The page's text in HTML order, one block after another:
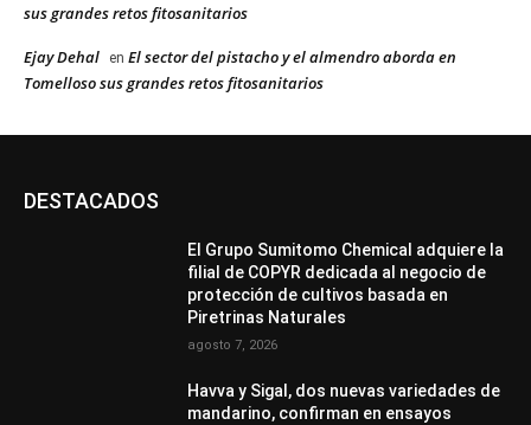
sus grandes retos fitosanitarios
Ejay Dehal en El sector del pistacho y el almendro aborda en
Tomelloso sus grandes retos fitosanitarios
DESTACADOS
El Grupo Sumitomo Chemical adquiere la
filial de COPYR dedicada al negocio de
protección de cultivos basada en
Piretrinas Naturales
agosto 7, 2026
Havva y Sigal, dos nuevas variedades de
mandarino, confirman en ensayos